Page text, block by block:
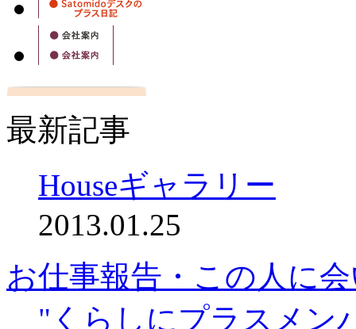
最新記事
Houseギャラリー
2013.01.25
お仕事報告・この人に
"くらしにプラスメン